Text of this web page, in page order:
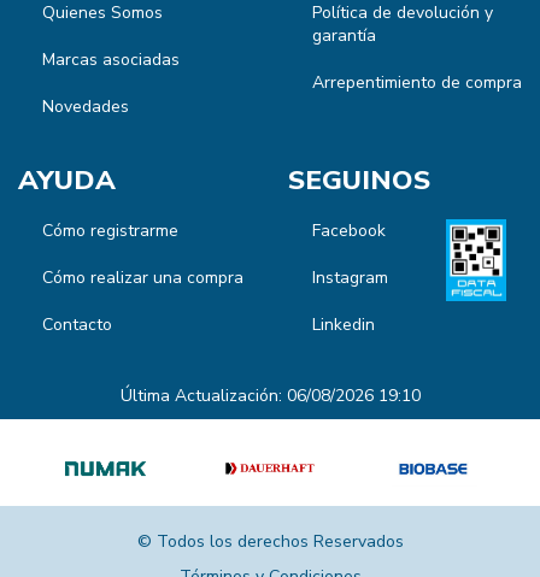
Quienes Somos
Marcas asociadas
Novedades
Política de devolución y
garantía
Arrepentimiento de compra
AYUDA
Cómo registrarme
Cómo realizar una compra
Contacto
SEGUINOS
Facebook
Instagram
Linkedin
Última Actualización: 06/08/2026 19:10
© Todos los derechos Reservados